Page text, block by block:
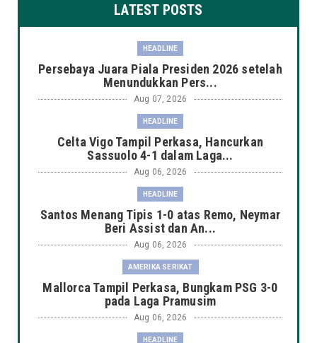
LATEST POSTS
HEADLINE
Persebaya Juara Piala Presiden 2026 setelah
Menundukkan Pers...
Aug 07, 2026
HEADLINE
Celta Vigo Tampil Perkasa, Hancurkan
Sassuolo 4-1 dalam Laga...
Aug 06, 2026
HEADLINE
Santos Menang Tipis 1-0 atas Remo, Neymar
Beri Assist dan An...
Aug 06, 2026
AMERIKA SERIKAT
Mallorca Tampil Perkasa, Bungkam PSG 3-0
pada Laga Pramusim
Aug 06, 2026
HEADLINE